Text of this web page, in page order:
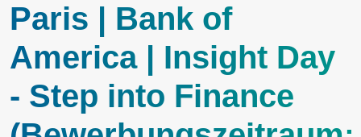
Paris | Bank of
America | Insight Day
- Step into Finance